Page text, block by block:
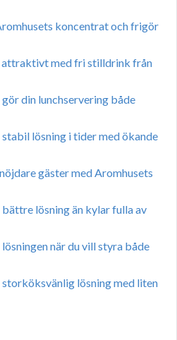
koncentrat och frigör
attraktivt med fri stilldrink från
din lunchservering både
lösning i tider med ökande
gäster med Aromhusets
lösning än kylar fulla av
när du vill styra både
lösning med liten